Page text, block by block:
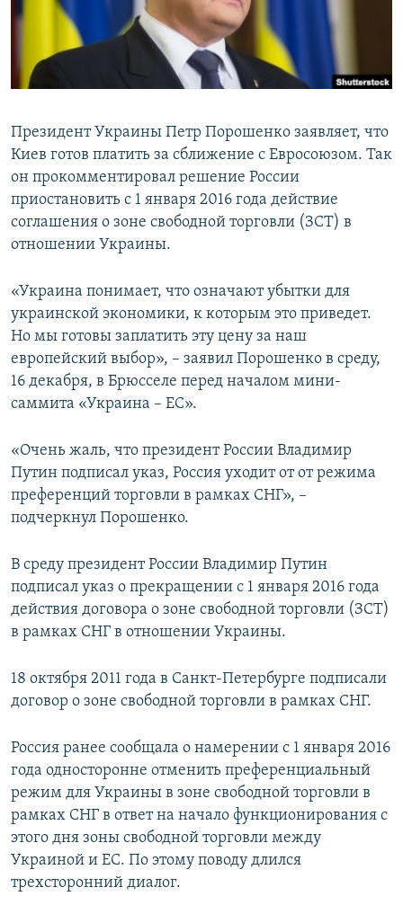
ПОБЕДИТЕЛЕЙ НЕ СУДЯТ?
КРЫМ.НЕПОКОРЕННЫЙ
ELIFBE
ПРИСОЕДИНЯЙТЕСЬ!
Все сайты RFE/RL
Президент Украины Петр Порошенко заявляет, что
Киев готов платить за сближение с Евросоюзом. Так
он прокомментировал решение России
приостановить с 1 января 2016 года действие
соглашения о зоне свободной торговли (ЗСТ) в
отношении Украины.
«Украина понимает, что означают убытки для
украинской экономики, к которым это приведет.
Но мы готовы заплатить эту цену за наш
европейский выбор», – заявил Порошенко в среду,
16 декабря, в Брюсселе перед началом мини-
саммита «Украина – ЕС».
«Очень жаль, что президент России Владимир
Путин подписал указ, Россия уходит от от режима
преференций торговли в рамках СНГ», –
подчеркнул Порошенко.
В среду президент России Владимир Путин
подписал указ о прекращении с 1 января 2016 года
действия договора о зоне свободной торговли (ЗСТ)
в рамках СНГ в отношении Украины.
18 октября 2011 года в Санкт-Петербурге подписали
договор о зоне свободной торговли в рамках СНГ.
Россия ранее сообщала о намерении с 1 января 2016
года односторонне отменить преференциальный
режим для Украины в зоне свободной торговли в
рамках СНГ в ответ на начало функционирования с
этого дня зоны свободной торговли между
Украиной и ЕС. По этому поводу длился
трехсторонний диалог.